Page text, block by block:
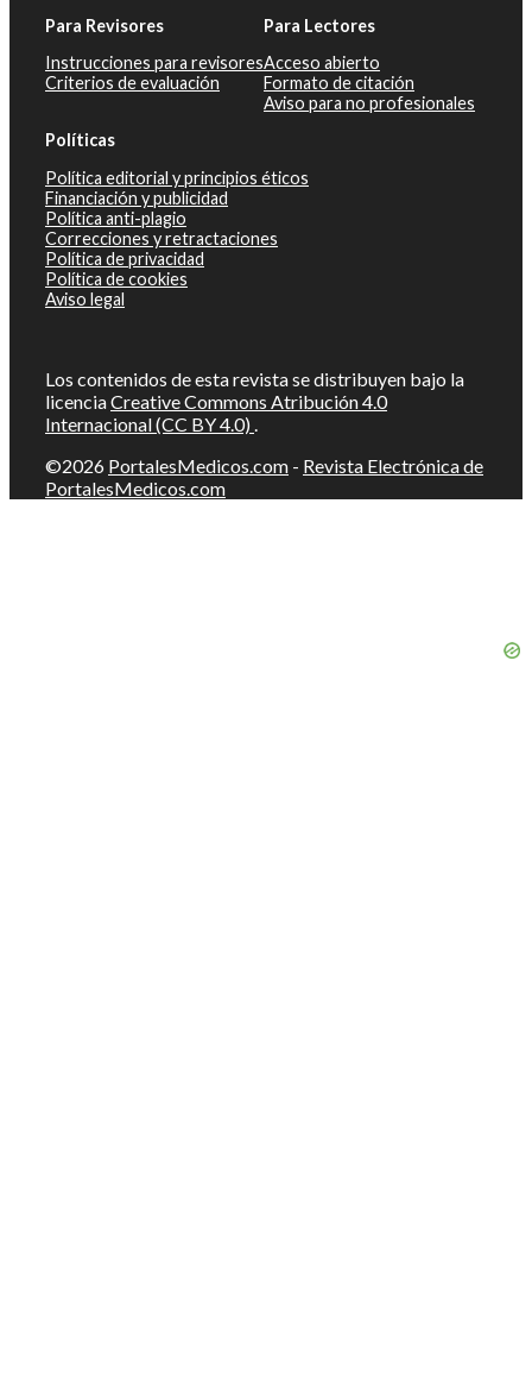
Para Revisores
Instrucciones para revisores
Criterios de evaluación
Para Lectores
Acceso abierto
Formato de citación
Aviso para no profesionales
Políticas
Política editorial y principios éticos
Financiación y publicidad
Política anti-plagio
Correcciones y retractaciones
Política de privacidad
Política de cookies
Aviso legal
Los contenidos de esta revista se distribuyen bajo la
licenciaCreative Commons Atribución 4.0
Internacional (CC BY 4.0) .
©2026 PortalesMedicos.com - Revista Electrónica de
PortalesMedicos.com